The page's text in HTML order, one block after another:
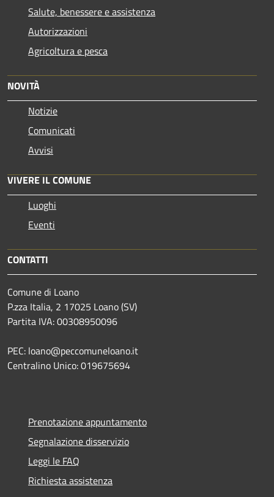
Salute, benessere e assistenza
Autorizzazioni
Agricoltura e pesca
NOVITÀ
Notizie
Comunicati
Avvisi
VIVERE IL COMUNE
Luoghi
Eventi
CONTATTI
Comune di Loano
P.zza Italia, 2 17025 Loano (SV)
Partita IVA: 00308950096
PEC: loano@peccomuneloano.it
Centralino Unico: 019675694
Prenotazione appuntamento
Segnalazione disservizio
Leggi le FAQ
Richiesta assistenza